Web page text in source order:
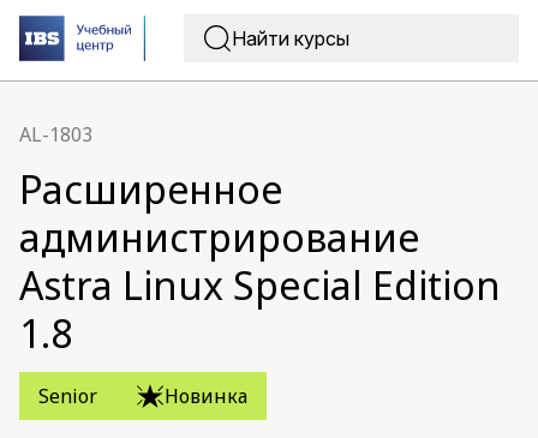
AL-1803
Расширенное
администрирование
Astra Linux Special Edition
1.8
Senior Новинка